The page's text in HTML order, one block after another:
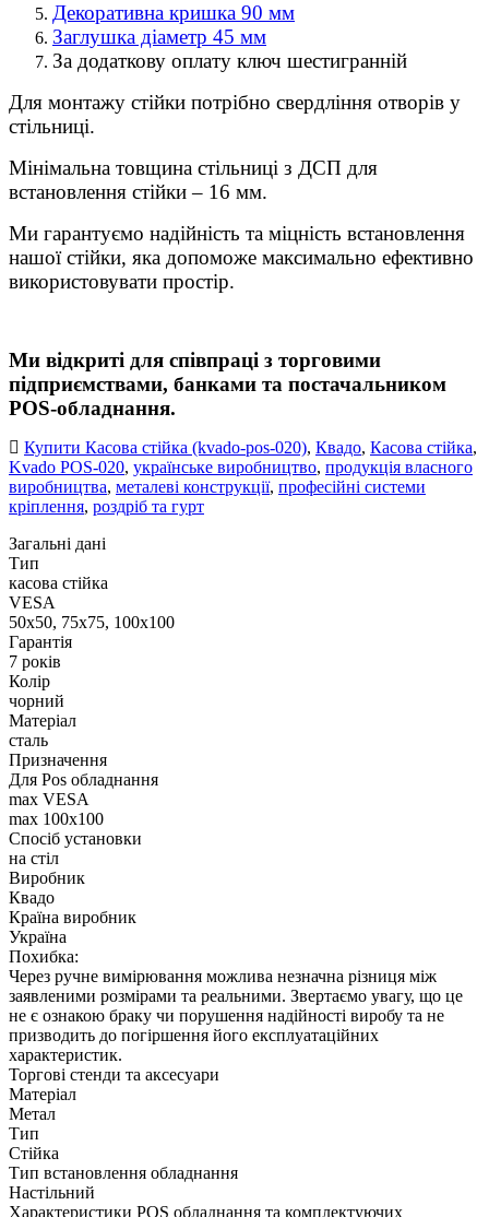
Декоративна кришка 90 мм
Заглушка діаметр 45 мм
За додаткову оплату ключ шестигранній
Для монтажу стійки потрібно свердління отворів у
стільниці.
Мінімальна товщина стільниці з ДСП для
встановлення стійки – 16 мм.
Ми гарантуємо надійність та міцність встановлення
нашої стійки, яка допоможе максимально ефективно
використовувати простір.
Ми відкриті для співпраці з торговими
підприємствами, банками та постачальником
POS-обладнання.
Купити Касова стійка (kvado-pos-020), Квадо, Касова стійка,
Kvado POS-020, українське виробництво, продукція власного
виробництва, металеві конструкції, професійні системи
кріплення, роздріб та гурт
Загальні дані
Тип
касова стійка
VESA
50х50, 75х75, 100х100
Гарантія
7 років
Колір
чорний
Матеріал
сталь
Призначення
Для Pos обладнання
max VESA
max 100x100
Спосіб установки
на стіл
Виробник
Квадо
Країна виробник
Україна
Похибка:
Через ручне вимірювання можлива незначна різниця між
заявленими розмірами та реальними. Звертаємо увагу, що це
не є ознакою браку чи порушення надійності виробу та не
призводить до погіршення його експлуатаційних
характеристик.
Торгові стенди та аксесуари
Матеріал
Метал
Тип
Стійка
Тип встановлення обладнання
Настільний
Характеристики POS обладнання та комплектуючих